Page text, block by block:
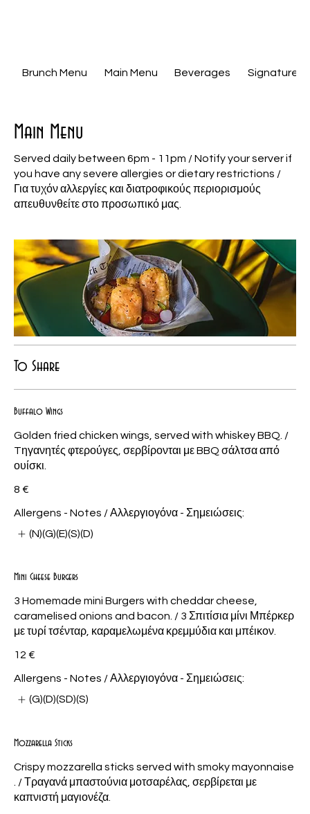
Brunch Menu Main Menu Beverages Signature
Main Menu
Served daily between 6pm - 11pm / Notify your server if
you have any severe allergies or dietary restrictions /
Για τυχόν αλλεργίες και διατροφικούς περιορισμούς
απευθυνθείτε στο προσωπικό μας.
To Share
Buffalo Wings
Golden fried chicken wings, served with whiskey BBQ. /
Tηγανητές φτερούγες, σερβίρονται με BBQ σάλτσα από
ουίσκι.
8 €
Allergens - Notes / Αλλεργιογόνα - Σημειώσεις:
(N)(G)(E)(S)(D)
Mini Cheese Burgers
3 Homemade mini Burgers with cheddar cheese,
caramelised onions and bacon. / 3 Σπιτίσια μίνι Μπέρκερ
με τυρί τσένταρ, καραμελωμένα κρεμμύδια και μπέικον.
12 €
Allergens - Notes / Αλλεργιογόνα - Σημειώσεις:
(G)(D)(SD)(S)
Mozzarella Sticks
Crispy mozzarella sticks served with smoky mayonnaise
. / Τραγανά μπαστούνια μοτσαρέλας, σερβίρεται με
καπνιστή μαγιονέζα.